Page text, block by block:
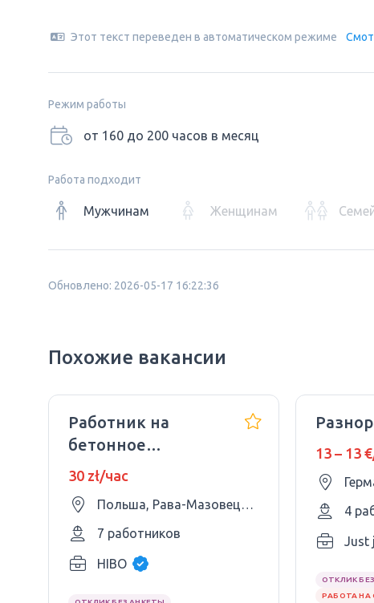
Этот текст переведен в автоматическом режиме
Режим работы
от 160 до 200 часов в месяц
Работа подходит
Мужчинам Женщинам
Обновлено: 2026-05-17 16:22:36
Похожие вакансии
Работник на
бетонное
производство
30 zł/час
Польша, Рава-Мазовецкая
7 работников
HIBO
13 – 13
4
Just
ОТКЛИК
РАБОТА НА